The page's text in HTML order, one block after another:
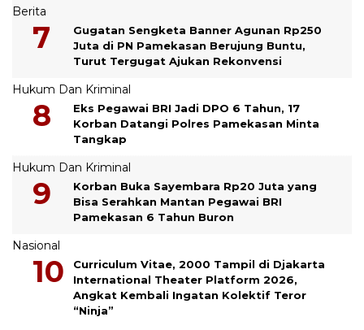
Berita
Gugatan Sengketa Banner Agunan Rp250
Juta di PN Pamekasan Berujung Buntu,
Turut Tergugat Ajukan Rekonvensi
Hukum Dan Kriminal
Eks Pegawai BRI Jadi DPO 6 Tahun, 17
Korban Datangi Polres Pamekasan Minta
Tangkap
Hukum Dan Kriminal
Korban Buka Sayembara Rp20 Juta yang
Bisa Serahkan Mantan Pegawai BRI
Pamekasan 6 Tahun Buron
Nasional
Curriculum Vitae, 2000 Tampil di Djakarta
International Theater Platform 2026,
Angkat Kembali Ingatan Kolektif Teror
“Ninja”